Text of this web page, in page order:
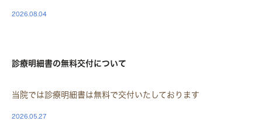
2026.08.04
診療明細書の無料交付について
当院では診療明細書は無料で交付いたしております
2026.05.27